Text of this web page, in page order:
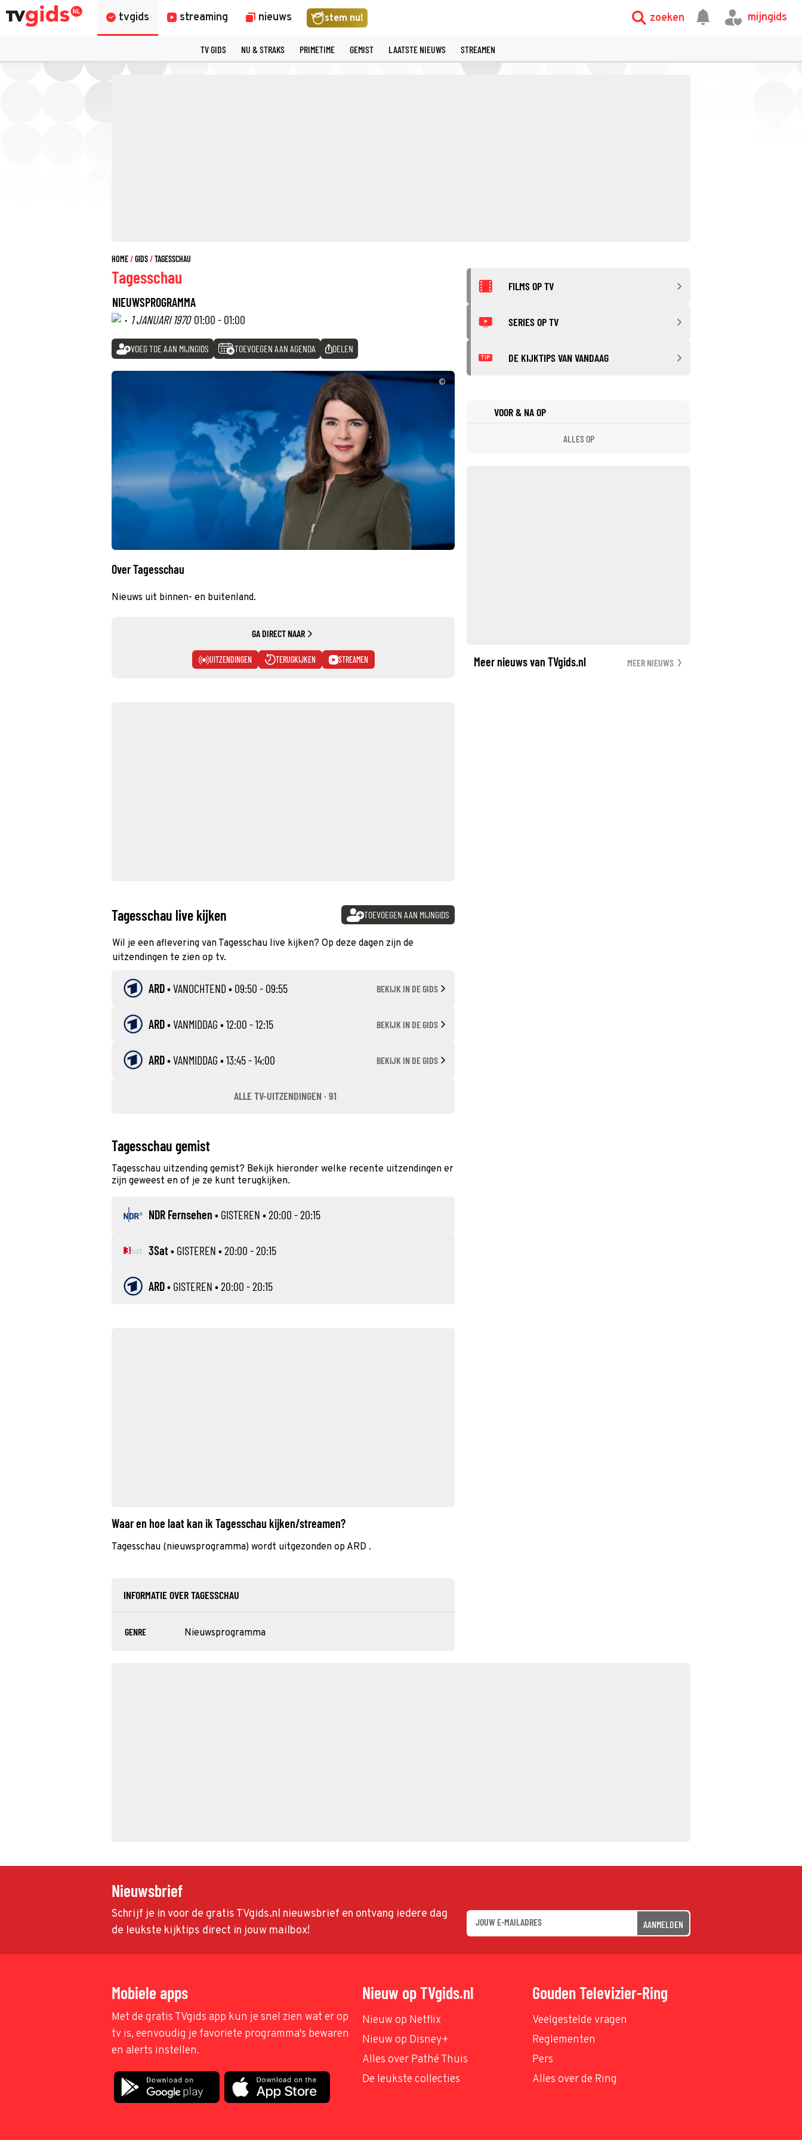
tvgids streaming nieuws stem nu! zoeken mijngids
TV GIDS NU & STRAKS PRIMETIME GEMIST LAATSTE NIEUWS STREAMEN
HOME GIDS TAGESSCHAU
Tagesschau
NIEUWSPROGRAMMA
· 1 JANUARI 1970 01:00 - 01:00
VOEG TOE AAN MIJNGIDS TOEVOEGEN AAN AGENDA DELEN
©
Over Tagesschau
Nieuws uit binnen- en buitenland.
GA DIRECT NAAR
UITZENDINGEN TERUGKIJKEN STREAMEN
Tagesschau live kijken TOEVOEGEN AAN MIJNGIDS
Wil je een aflevering van Tagesschau live kijken? Op deze dagen zijn de
uitzendingen te zien op tv.
ARD•VANOCHTEND • 09:50 - 09:55 BEKIJK IN DE GIDS
ARD•VANMIDDAG • 12:00 - 12:15 BEKIJK IN DE GIDS
ARD•VANMIDDAG • 13:45 - 14:00 BEKIJK IN DE GIDS
ALLE TV-UITZENDINGEN · 91
Tagesschau gemist
Tagesschau uitzending gemist? Bekijk hieronder welke recente uitzendingen er
zijn geweest en of je ze kunt terugkijken.
NDR Fernsehen • GISTEREN • 20:00 - 20:15
3Sat• GISTEREN • 20:00 - 20:15
ARD• GISTEREN • 20:00 - 20:15
Waar en hoe laat kan ik Tagesschau kijken/streamen?
Tagesschau (nieuwsprogramma) wordt uitgezonden op ARD .
INFORMATIE OVER TAGESSCHAU
GENRE Nieuwsprogramma
FILMS OP TV
SERIES OP TV
TIP DE KIJKTIPS VAN VANDAAG
VOOR & NA OP
ALLES OP
Meer nieuws van TVgids.nl MEER NIEUWS
Nieuwsbrief
Schrijf je in voor de gratis TVgids.nl nieuwsbrief en ontvang iedere dag
de leukste kijktips direct in jouw mailbox!
AANMELDEN
Mobiele apps
Met de gratis TVgids app kun je snel zien wat er op
tv is, eenvoudig je favoriete programma's bewaren
en alerts instellen.
Nieuw op TVgids.nl
Nieuw op Netflix
Nieuw op Disney+
Alles over Pathé Thuis
De leukste collecties
Gouden Televizier-Ring
Veelgestelde vragen
Reglementen
Pers
Alles over de Ring